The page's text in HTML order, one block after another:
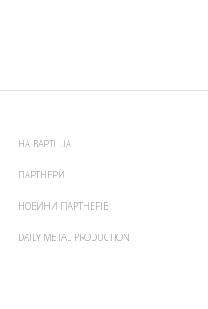
НА ВАРТІ UA
ПАРТНЕРИ
НОВИНИ ПАРТНЕРІВ
DAILY METAL PRODUCTION